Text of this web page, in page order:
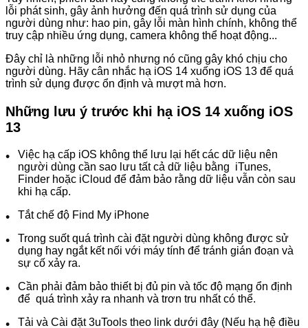
lỗi phát sinh, gây ảnh hưởng đến quá trình sử dụng của
người dùng như: hao pin, gây lỗi màn hình chính, không thể
truy cập nhiều ứng dụng, camera không thể hoạt động...
Đây chỉ là những lỗi nhỏ nhưng nó cũng gây khó chịu cho
người dùng. Hãy cân nhắc hạ iOS 14 xuống iOS 13 để quá
trình sử dụng được ổn định và mượt mà hơn.
Những lưu ý trước khi hạ iOS 14 xuống iOS
13
Việc hạ cấp iOS không thể lưu lại hết các dữ liệu nên
người dùng cần sao lưu tất cả dữ liệu bằng iTunes,
Finder hoặc iCloud để đảm bảo rằng dữ liệu vẫn còn sau
khi hạ cấp.
Tắt chế độ Find My iPhone
Trong suốt quá trình cài đặt người dùng không được sử
dụng hay ngắt kết nối với máy tính để tránh gián đoạn và
sự cố xảy ra.
Cần phải đảm bảo thiết bị đủ pin và tốc độ mạng ổn định
để quá trình xảy ra nhanh và trơn tru nhất có thể.
Tải và Cài đặt 3uTools theo link dưới đây (Nếu hạ hệ điều